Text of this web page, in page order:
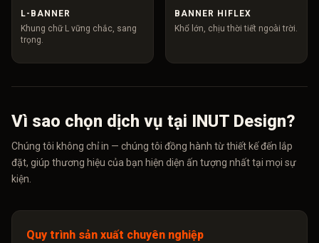
L-BANNER
Khung chữ L vững chắc, sang
trọng.
BANNER HIFLEX
Khổ lớn, chịu thời tiết ngoài trời.
Vì sao chọn dịch vụ tại INUT Design?
Chúng tôi không chỉ in — chúng tôi đồng hành từ thiết kế đến lắp
đặt, giúp thương hiệu của bạn hiện diện ấn tượng nhất tại mọi sự
kiện.
Quy trình sản xuất chuyên nghiệp